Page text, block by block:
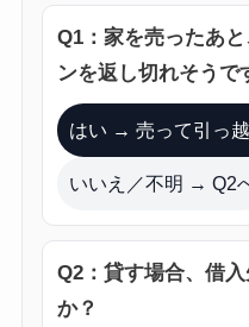
Q1：家を売ったあ
ンを返し切れそうで
はい → 売って引っ
いいえ／不明 → Q2
Q2：貸す場合、借
か？